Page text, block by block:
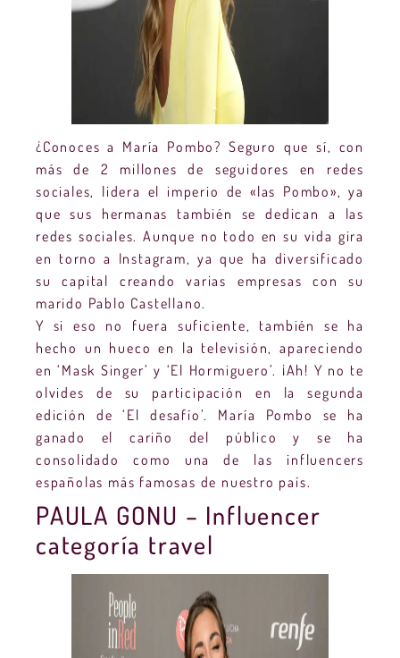
¿Conoces a María Pombo? Seguro que sí, con
más de 2 millones de seguidores en redes
sociales, lidera el imperio de «las Pombo», ya
que sus hermanas también se dedican a las
redes sociales. Aunque no todo en su vida gira
en torno a Instagram, ya que ha diversificado
su capital creando varias empresas con su
marido Pablo Castellano.
Y si eso no fuera suficiente, también se ha
hecho un hueco en la televisión, apareciendo
en ‘Mask Singer’ y ‘El Hormiguero’. ¡Ah! Y no te
olvides de su participación en la segunda
edición de ‘El desafío’. María Pombo se ha
ganado el cariño del público y se ha
consolidado como una de las influencers
españolas más famosas de nuestro país.
PAULA GONU – Influencer
categoría travel